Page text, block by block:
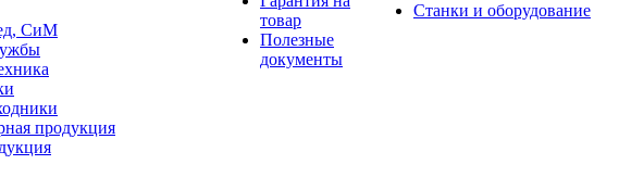
СиМ
продукция
товар
Полезные
документы
Станки и оборудование